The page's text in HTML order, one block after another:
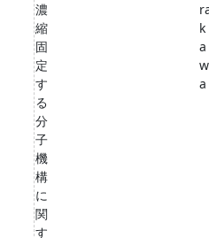
濃
縮
固
定
す
る
分
子
機
構
に
関
す
k
a
w
a